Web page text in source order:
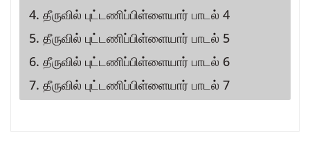
4. தீருவில் புட்டணிப்பிள்ளையார் பாடல் 4
5. தீருவில் புட்டணிப்பிள்ளையார் பாடல் 5
6. தீருவில் புட்டணிப்பிள்ளையார் பாடல் 6
7. தீருவில் புட்டணிப்பிள்ளையார் பாடல் 7